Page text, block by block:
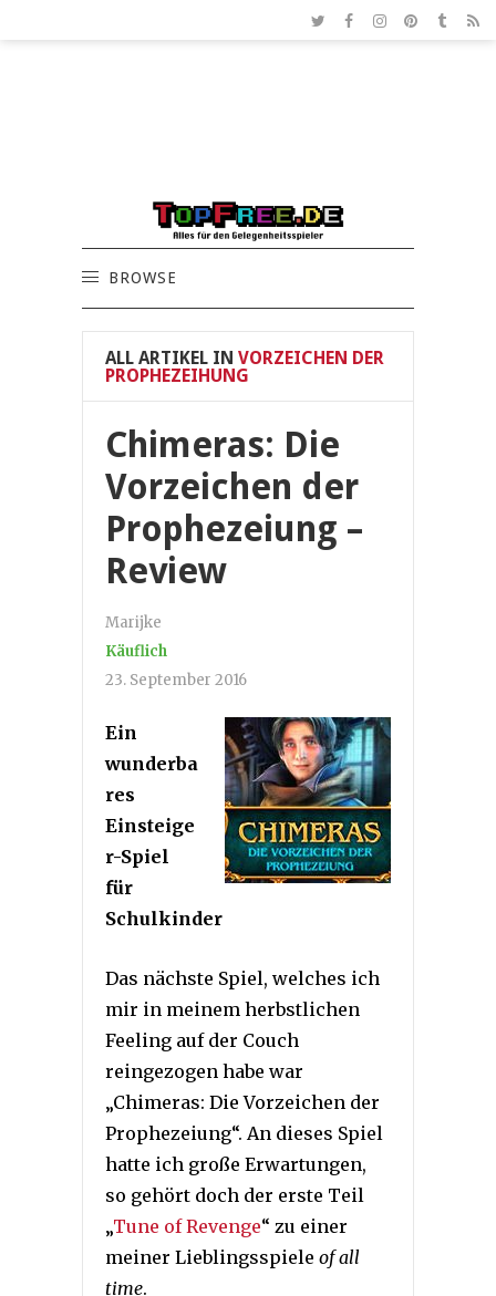
BROWSE
ALL ARTIKEL IN VORZEICHEN DER
PROPHEZEIHUNG
Chimeras: Die
Vorzeichen der
Prophezeiung –
Review
Marijke
Käuflich
23. September 2016
Ein
wunderba
res
Einsteige
r-Spiel
für
Schulkinder
Das nächste Spiel, welches ich
mir in meinem herbstlichen
Feeling auf der Couch
reingezogen habe war
„Chimeras: Die Vorzeichen der
Prophezeiung“. An dieses Spiel
hatte ich große Erwartungen,
so gehört doch der erste Teil
„Tune of Revenge“ zu einer
meiner Lieblingsspiele of all
time.